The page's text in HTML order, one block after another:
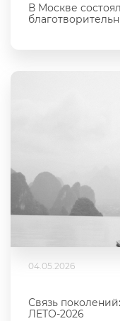
В Москве
04.05.2026
Связь
ЛЕТО-2026